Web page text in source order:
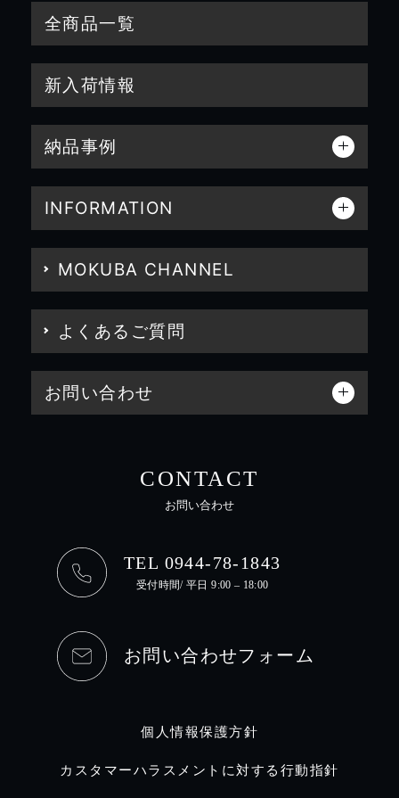
全商品一覧
新入荷情報
納品事例
INFORMATION
MOKUBA CHANNEL
よくあるご質問
お問い合わせ
CONTACT
お問い合わせ
TEL 0944-78-1843
受付時間/ 平日 9:00 – 18:00
お問い合わせフォーム
個人情報保護方針
カスタマーハラスメントに対する行動指針